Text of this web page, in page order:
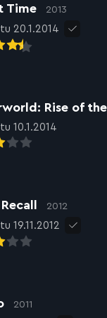
Time 2013
20.1.2014
Rise of
10.1.2014
2012
19.11.2012
2011